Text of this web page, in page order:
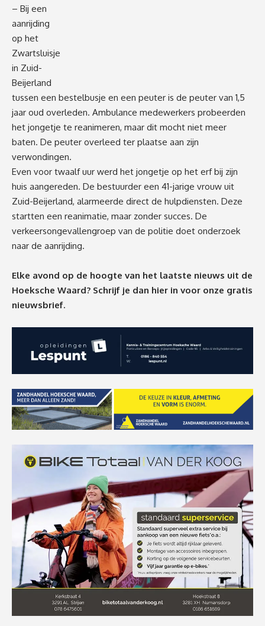
– Bij een
aanrijding
op het
Zwartsluisje
in Zuid-
Beijerland
tussen een bestelbusje en een peuter is de peuter van 1,5
jaar oud overleden. Ambulance medewerkers probeerden
het jongetje te reanimeren, maar dit mocht niet meer
baten. De peuter overleed ter plaatse aan zijn
verwondingen.
Even voor twaalf uur werd het jongetje op het erf bij zijn
huis aangereden. De bestuurder een 41-jarige vrouw uit
Zuid-Beijerland, alarmeerde direct de hulpdiensten. Deze
startten een reanimatie, maar zonder succes. De
verkeersongevallengroep van de politie doet onderzoek
naar de aanrijding.
Elke avond op de hoogte van het laatste nieuws uit de
Hoeksche Waard? Schrijf je dan hier in voor onze gratis
nieuwsbrief.